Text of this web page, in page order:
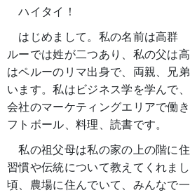
ハイタイ！
はじめまして。私の名前は高
ルーでは姓が二つあり、私の父は
はペルーのリマ出身で、両親、兄
います。私はビジネス学を学んで
会社のマーケティングエリアで働
フトボール、料理、読書です。
私の祖父母は私の家の上の階に
習慣や伝統について教えてくれま
頃、農場に住んでいて、みんなで